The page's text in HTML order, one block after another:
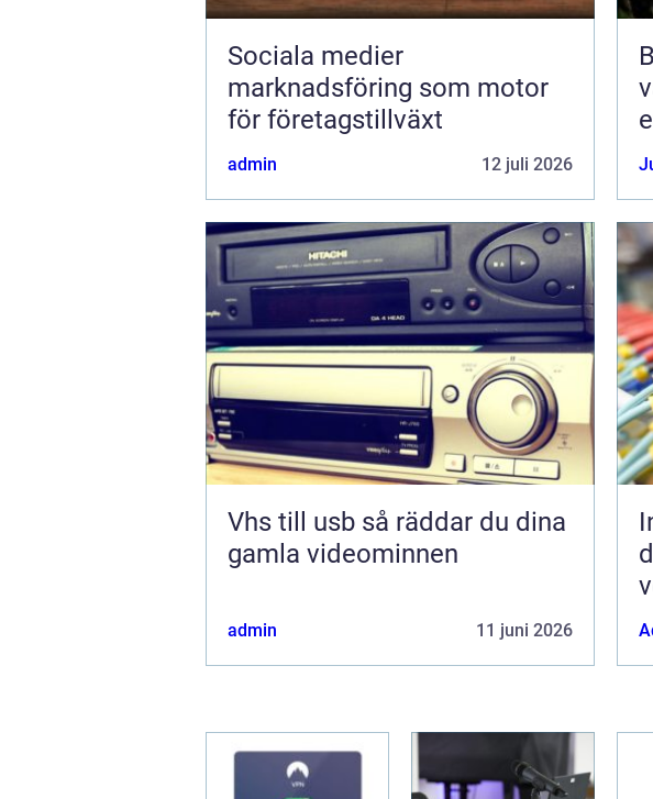
Sociala medier
marknadsföring som motor
för företagstillväxt
admin 12 juli 2026
Vhs till usb så räddar du dina
gamla videominnen
admin 11 juni 2026